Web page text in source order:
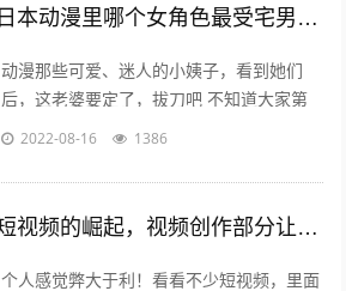
可爱动漫短视频 :日本动漫里哪个女角色最受宅男们的喜爱欢迎？
动漫那些可爱、迷人的小姨子，看到她们
后，这老婆要定了，拔刀吧 不知道大家第
一次接触动漫是什么时候，绝大多数的老漫
吧...
2022-08-16 1386
孩子短视频 :随着短视频的崛起，视频创作部分让儿童入境，这对孩子是否有利？
个人感觉弊大于利！看看不少短视频，里面